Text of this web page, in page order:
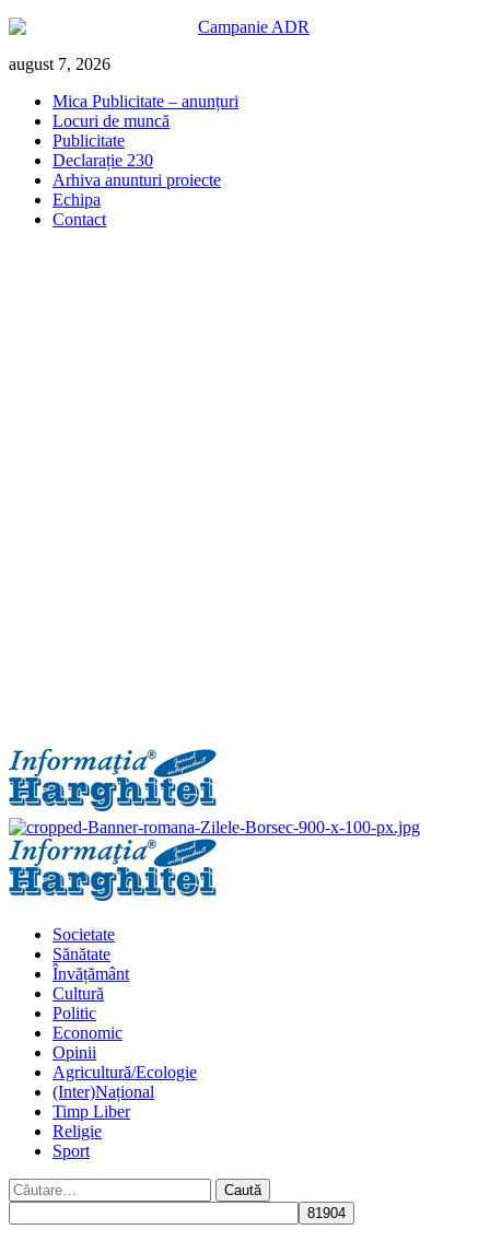
Skip
content
august 7, 2026
Mica Publicitate – anunțuri
Locuri de muncă
Publicitate
Declarație 230
Arhiva anunturi proiecte
Echipa
Contact
Primary
Menu
Societate
Sănătate
Învățământ
Cultură
Politic
Economic
Opinii
Agricultură/Ecologie
(Inter)Național
Timp Liber
Religie
Sport
Caută
după: